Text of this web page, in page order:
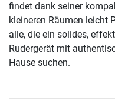
findet dank seiner
kleineren Räumen leicht
alle, die ein solides,
Rudergerät mit
Hause suchen.